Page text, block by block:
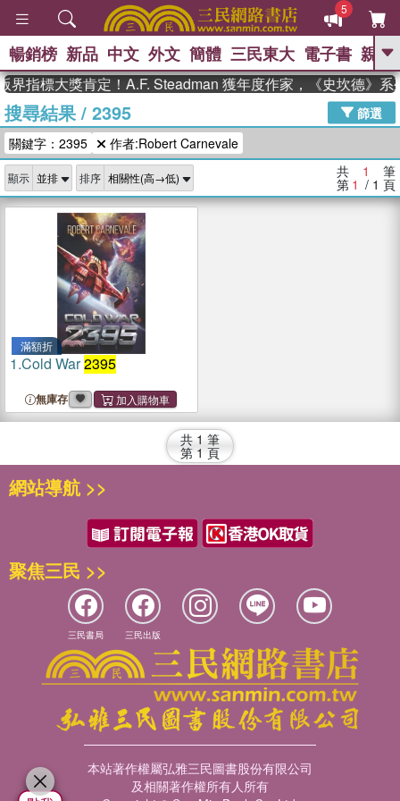
5
GO
高希均教授回憶錄
、 The Odyssey 、 父親節 、 如果歷
史是一群喵
獎 臺灣漫遊錄 、 方念華 、 台灣的李
登輝時代
數學女孩：黎曼猜想 、
偉大的迷走神經
暢銷榜 新品 中文 外文 簡體 三民東大 電子書 親子
界指標大獎肯定！A.F. Steadman 獲年度作家，《史坎德》系
搜尋結果/ 2395
篩選
關鍵字：2395
作者:Robert Carnevale
顯示 排序 共 1 筆
第 1 / 1 頁
滿額折
1.Cold War2395
無庫存
共 1 筆
第 1 頁
網站導航 >>
聚焦三民 >>
三民書局 三民出版
本站著作權屬弘雅三民圖書股份有限公司
及相關著作權所有人所有